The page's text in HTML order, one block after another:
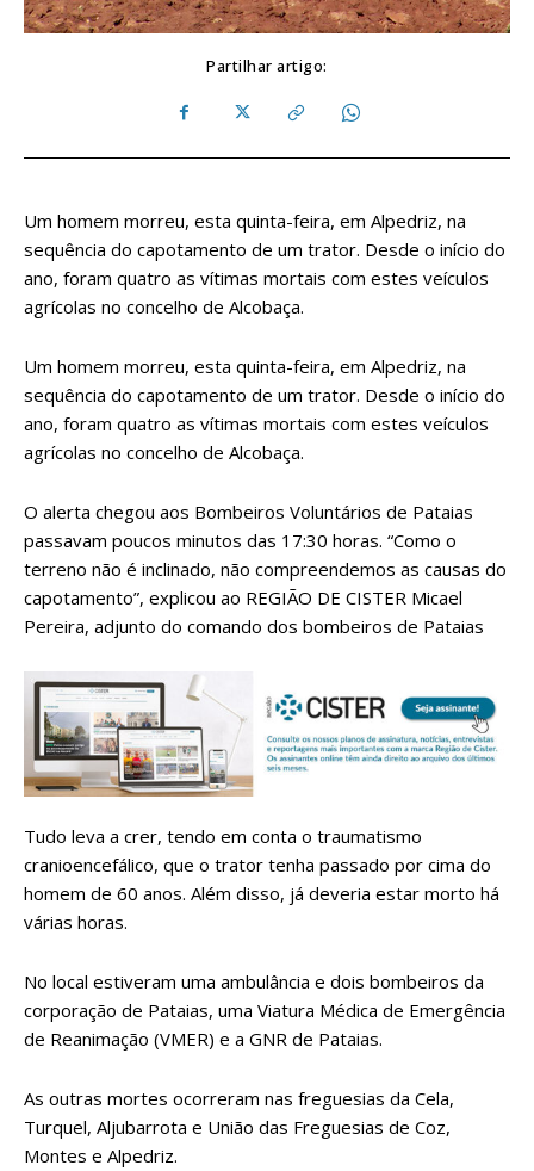
Partilhar artigo:
Um homem morreu, esta quinta-feira, em Alpedriz, na
sequência do capotamento de um trator. Desde o início do
ano, foram quatro as vítimas mortais com estes veículos
agrícolas no concelho de Alcobaça.
Um homem morreu, esta quinta-feira, em Alpedriz, na
sequência do capotamento de um trator. Desde o início do
ano, foram quatro as vítimas mortais com estes veículos
agrícolas no concelho de Alcobaça.
O alerta chegou aos Bombeiros Voluntários de Pataias
passavam poucos minutos das 17:30 horas. “Como o
terreno não é inclinado, não compreendemos as causas do
capotamento”, explicou ao REGIÃO DE CISTER Micael
Pereira, adjunto do comando dos bombeiros de Pataias
Tudo leva a crer, tendo em conta o traumatismo
cranioencefálico, que o trator tenha passado por cima do
homem de 60 anos. Além disso, já deveria estar morto há
várias horas.
No local estiveram uma ambulância e dois bombeiros da
corporação de Pataias, uma Viatura Médica de Emergência
de Reanimação (VMER) e a GNR de Pataias.
As outras mortes ocorreram nas freguesias da Cela,
Turquel, Aljubarrota e União das Freguesias de Coz,
Montes e Alpedriz.